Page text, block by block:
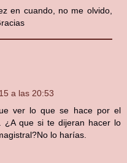
en cuando, no me olvido,
a las 20:53
ver lo que se hace por el
¿A que si te dijeran hacer lo
lo harías.